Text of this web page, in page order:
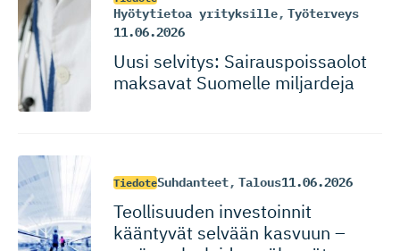
Hyötytietoa yrityksille, Työterveys
11.06.2026
Uusi selvitys: Sairauspois­saolot
maksavat Suomelle miljardeja
TiedoteSuhdanteet, Talous11.06.2026
Teollisuuden investoinnit
kääntyvät selvään kasvuun –